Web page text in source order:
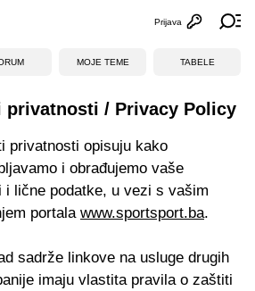
Otvori
Prijava
MOJE TEME TABELE
privatnosti / Privacy Policy
privatnosti opisuju kako
i obrađujemo vaše
i lične podatke, u vezi s vašim
portala www.sportsport.ba.
sadrže linkove na usluge drugih
imaju vlastita pravila o zaštiti